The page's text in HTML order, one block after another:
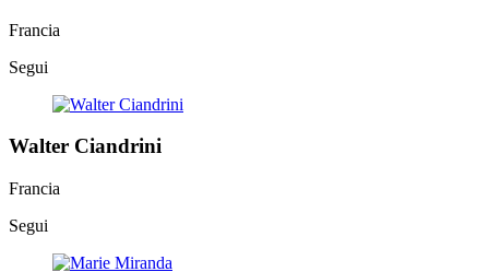
Francia
Segui
Walter Ciandrini
Francia
Segui